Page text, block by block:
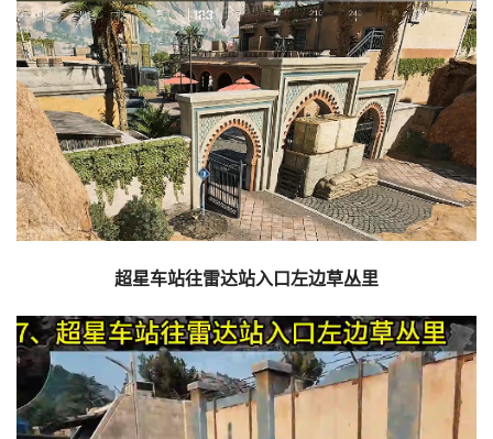
超星车站往雷达站入口左边草丛里